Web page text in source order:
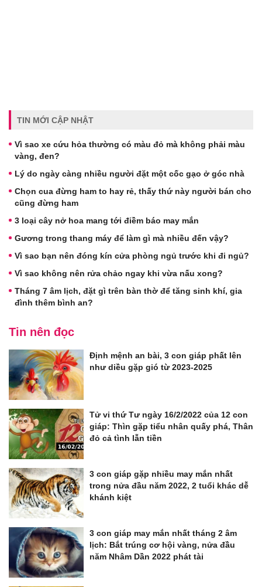
TIN MỚI CẬP NHẬT
Vì sao xe cứu hỏa thường có màu đỏ mà không phải màu
vàng, đen?
Lý do ngày càng nhiều người đặt một cốc gạo ở góc nhà
Chọn cua đừng ham to hay rẻ, thấy thứ này người bán cho
cũng đừng ham
3 loại cây nở hoa mang tới điềm báo may mắn
Gương trong thang máy để làm gì mà nhiều đến vậy?
Vì sao bạn nên đóng kín cửa phòng ngủ trước khi đi ngủ?
Vì sao không nên rửa chảo ngay khi vừa nấu xong?
Tháng 7 âm lịch, đặt gì trên bàn thờ để tăng sinh khí, gia
đình thêm bình an?
Tin nên đọc
Định mệnh an bài, 3 con giáp phất lên
như diều gặp gió từ 2023-2025
Tử vi thứ Tư ngày 16/2/2022 của 12 con
giáp: Thìn gặp tiểu nhân quấy phá, Thân
đỏ cả tình lẫn tiền
3 con giáp gặp nhiều may mắn nhất
trong nửa đầu năm 2022, 2 tuổi khác dễ
khánh kiệt
3 con giáp may mắn nhất tháng 2 âm
lịch: Bắt trúng cơ hội vàng, nửa đầu
năm Nhâm Dần 2022 phát tài